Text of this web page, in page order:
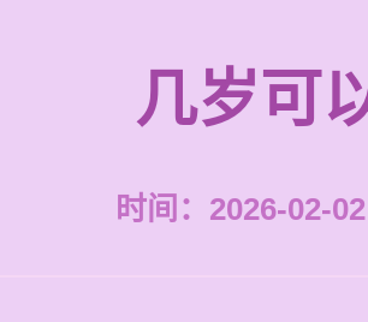
几岁可
时间：2026-02-